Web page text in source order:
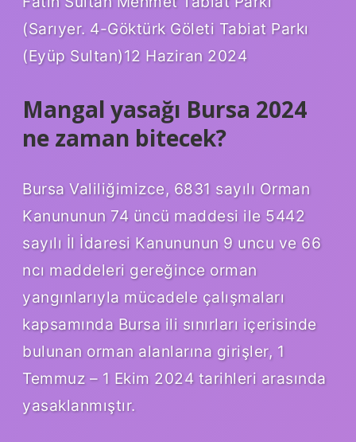
(Sarıyer. 4-Göktürk Göleti Tabiat Parkı
(Eyüp Sultan)12 Haziran 2024
Mangal yasağı Bursa 2024
ne zaman bitecek?
Bursa Valiliğimizce, 6831 sayılı Orman
Kanununun 74 üncü maddesi ile 5442
sayılı İl İdaresi Kanununun 9 uncu ve 66
ncı maddeleri gereğince orman
yangınlarıyla mücadele çalışmaları
kapsamında Bursa ili sınırları içerisinde
bulunan orman alanlarına girişler, 1
Temmuz – 1 Ekim 2024 tarihleri ​​arasında
yasaklanmıştır.